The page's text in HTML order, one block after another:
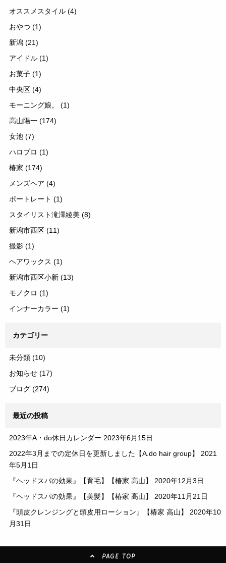
オススメスタイル (4)
おやつ (1)
新潟 (21)
アイドル (1)
お菓子 (1)
中央区 (4)
モーニング娘。 (1)
高山陽一 (174)
女池 (7)
ハロプロ (1)
椿家 (174)
メンズヘア (4)
ポートレート (1)
スタイリスト滝澤綾美 (8)
新潟市西区 (11)
撮影 (1)
ヘアワックス (1)
新潟市西区小新 (13)
モノクロ (1)
インナーカラー (1)
カテゴリー
未分類 (10)
お知らせ (17)
ブログ (274)
最近の投稿
2023年A・do休日カレンダー 2023年6月15日
2022年3月までの定休日を更新しました【A.do hair group】
2021
年5月1日
『ヘッドスパの効果』【育毛】【椿家 高山】
2020年12月3日
『ヘッドスパの効果』【美髪】【椿家 高山】
2020年11月21日
『頭皮クレンジングと頭皮用ローション』【椿家 高山】
2020年10
月31日
PAGE TOP